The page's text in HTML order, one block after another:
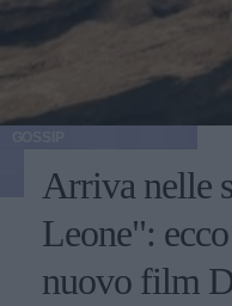
Arriva nelle
Leone":
nuovo film